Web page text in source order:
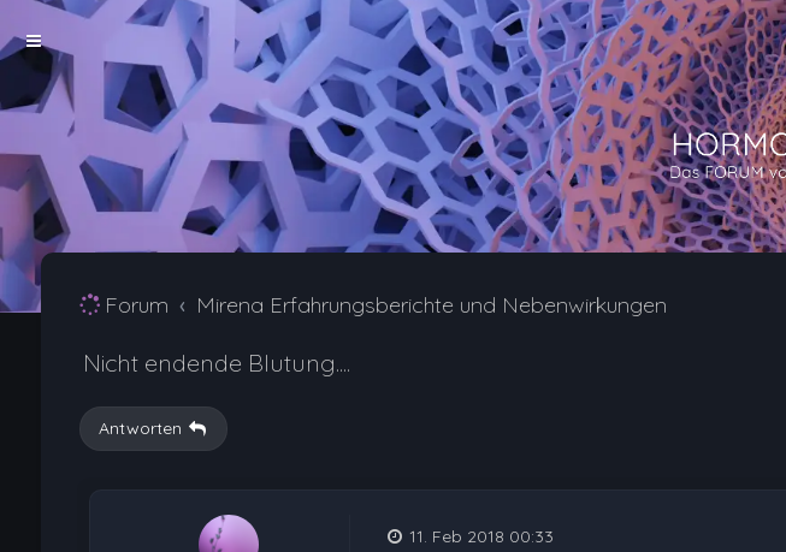
Forum Mirena Erfahrungsberichte und Nebenwirkungen
Nicht endende Blutung....
Antworten
11. Feb 2018 00:33